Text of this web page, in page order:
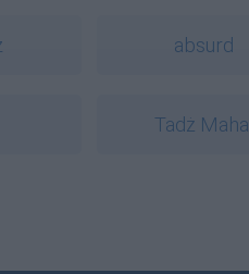
absurd
Tadż Mahal